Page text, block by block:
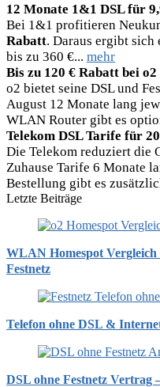
12 Monate 1&1 DSL für
Bei 1&1 profitieren
Rabatt. Daraus ergibt
bis zu 360 €... mehr
Bis zu 120 € Rabatt bei o2
o2 bietet seine DSL und
August 12 Monate lang
WLAN Router gibt es
Telekom DSL Tarife für
Die Telekom reduziert die
Zuhause Tarife 6 Monate
Bestellung gibt es
Letzte Beiträge
WLAN Homespot
Festnetz
Telefon ohne DSL &
DSL ohne Festnetz Vertrag